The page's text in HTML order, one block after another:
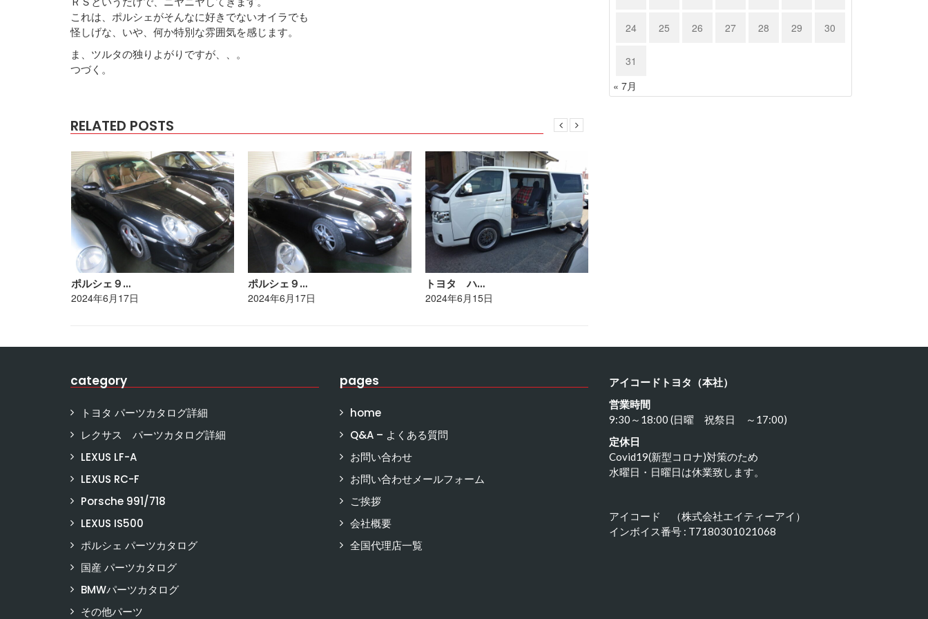
これは、ポルシェがそんなに好きでないオイラでも
怪しげな、いや、何か特別な雰囲気を感じます。
ま、ツルタの独りよがりですが、、。
つづく。
RELATED POSTS
ポルシェ９…
2024年6月17日
ポルシェ９…
2024年6月17日
トヨタ ハ…
2024年6月15日
24 25 26 27 28 29 30
31
« 7月
category
トヨタ パーツカタログ詳細
レクサス パーツカタログ詳細
LEXUS LF-A
LEXUS RC-F
Porsche 991/718
LEXUS IS500
ポルシェ パーツカタログ
国産 パーツカタログ
BMWパーツカタログ
その他パーツ
pages
home
Q&A – よくある質問
お問い合わせ
お問い合わせメールフォーム
ご挨拶
会社概要
全国代理店一覧
アイコードトヨタ（本社）
営業時間
9:30～18:00 (日曜 祝祭日 ～17:00)
定休日
Covid19(新型コロナ)対策のため
水曜日・日曜日は休業致します。
アイコード （株式会社エイティーアイ）
インボイス番号 : T7180301021068